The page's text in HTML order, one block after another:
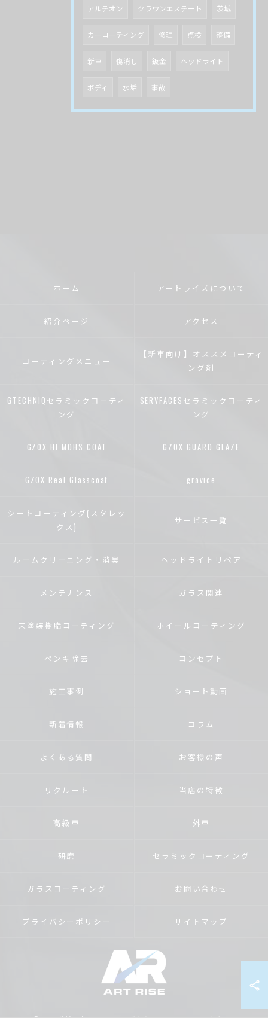
アルテオン クラウンエステート 茨城
カーコーティング 修理 点検 整備
新車 傷消し 鈑金 ヘッドライト
ボディ 水垢 事故
ホーム アートライズについて
紹介ページ アクセス
コーティングメニュー
【新車向け】オススメコーティ
ング剤
GTECHNIQセラミックコーティ
ング
SERVFACESセラミックコーティ
ング
GZOX HI MOHS COAT GZOX GUARD GLAZE
GZOX Real Glasscoat gravice
シートコーティング(スタレッ
クス)
サービス一覧
ルームクリーニング・消臭 ヘッドライトリペア
メンテナンス ガラス関連
未塗装樹脂コーティング ホイールコーティング
ペンキ除去 コンセプト
施工事例 ショート動画
新着情報 コラム
よくある質問 お客様の声
リクルート 当店の特徴
高級車 外車
研磨 セラミックコーティング
ガラスコーティング お問い合わせ
プライバシーポリシー サイトマップ